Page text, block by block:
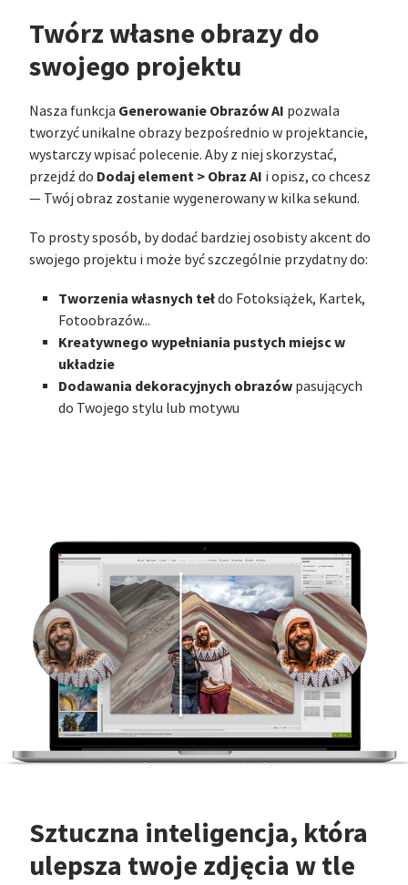
Twórz własne obrazy do
swojego projektu
Nasza funkcja Generowanie Obrazów AI pozwala
tworzyć unikalne obrazy bezpośrednio w projektancie,
wystarczy wpisać polecenie. Aby z niej skorzystać,
przejdź do Dodaj element > Obraz AI i opisz, co chcesz
— Twój obraz zostanie wygenerowany w kilka sekund.
To prosty sposób, by dodać bardziej osobisty akcent do
swojego projektu i może być szczególnie przydatny do:
Tworzenia własnych tełdo Fotoksiążek, Kartek,
Fotoobrazów...
Kreatywnego wypełniania pustych miejsc w
układzie
Dodawania dekoracyjnych obrazów pasujących
do Twojego stylu lub motywu
Sztuczna inteligencja, która
ulepsza twoje zdjęcia w tle